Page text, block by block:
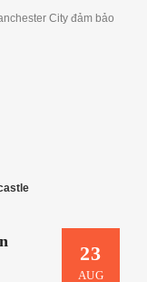
City đảm bảo
23
AUG